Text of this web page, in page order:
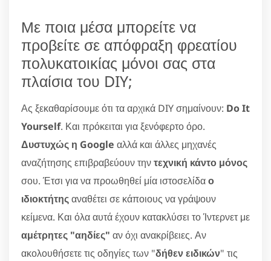
Με ποια μέσα μπορείτε να
προβείτε σε απόφραξη φρεατίου
πολυκατοικίας μόνοι σας στα
πλαίσια του DIY;
Ας ξεκαθαρίσουμε ότι τα αρχικά DIY σημαίνουν: Do It
Yourself. Και πρόκειται για ξενόφερτο όρο.
Δυστυχώς η Google αλλά και άλλες μηχανές
αναζήτησης επιβραβεύουν τηντεχνική κάντο μόνος
σου. Έτσι για να προωθηθεί μία ιστοσελίδαο
ιδιοκτήτηςαναθέτει σε κάποιους να γράψουν
κείμενα. Και όλα αυτά έχουν κατακλύσει το Ίντερνετ με
αμέτρητες "αηδίες" αν όχι ανακρίβειες. Αν
ακολουθήσετε τις οδηγίες των "δήθεν ειδικών" τις